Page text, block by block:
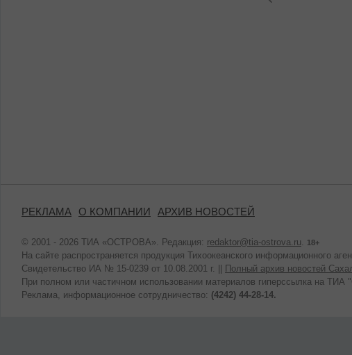
РЕКЛАМА О КОМПАНИИ АРХИВ НОВОСТЕЙ
© 2001 - 2026 ТИА «ОСТРОВА». Редакция: redaktor@tia-ostrova.ru 18+
На сайте распространяется продукция Тихоокеанского информационного
Свидетельство ИА № 15-0239 от 10.08.2001 г. ||
Полный архив новостей
При полном или частичном использовании материалов гиперссылка на ТИА
Реклама, информационное сотрудничество: (4242) 44-28-14.